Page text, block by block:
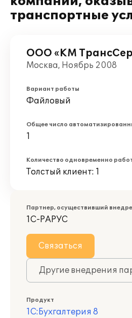
транспортные
ООО «КМ
Москва, Ноябрь 2008
Вариант работы
Файловый
Общее число
1
Количество одновременно
Толстый клиент: 1
Партнер, осуществивший
1С-РАРУС
Связаться
Другие внедрения
Продукт
1С:Бухгалтерия 8